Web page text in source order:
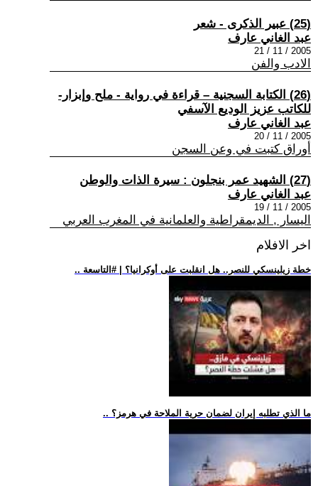
(25) عبير الذكرى - شعر
عبد الغاني عارف
2005 / 11 / 21
الادب والفن
(26) الكتابة السجنية – قراءة في رواية - ملح وإبزار-
للكاتب عزيز الوديع الآسفي
عبد الغاني عارف
2005 / 11 / 20
أوراق كتبت في وعن السجن
(27) الشهيد عمر بنجلون : سيرة الذات والوطن
عبد الغاني عارف
2005 / 11 / 19
اليسار , الديمقراطية والعلمانية في المغرب العربي
اخر الافلام
.. خطة زيلينسكي للنصر.. هل انقلبت على أوكرانيا؟ | #التاسعة
.. ما الذي تطلبه إيران لضمان حرية الملاحة في هرمز؟